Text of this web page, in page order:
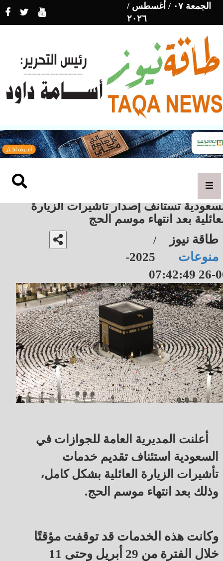
الجمعة ٠٧ / أغسطس /
٢٠٢٦
تستأنف إصدار تأشيرات الزيارة
بعد انتهاء موسم الحج
طاقة نيوز /
منوعات
2025-
06-26
أعلنت المديرية العامة للجوازات في
السعودية استئناف تقديم خدمات
تأشيرات الزيارة العائلية بشكل كامل،
وذلك بعد انتهاء موسم الحج.
وكانت هذه الخدمات قد توقفت مؤقتًا
خلال الفترة من 29 أبريل وحتى 11